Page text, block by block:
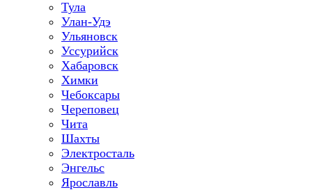
Тула
Улан-Удэ
Ульяновск
Уссурийск
Хабаровск
Химки
Чебоксары
Череповец
Чита
Шахты
Электросталь
Энгельс
Ярославль